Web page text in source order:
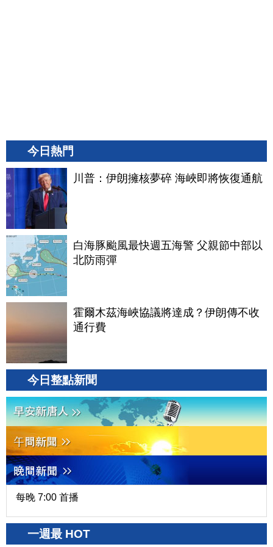
今日熱門
川普：伊朗擁核夢碎 海峽即將恢復通航
白海豚颱風最快週五海警 父親節中部以
北防雨彈
霍爾木茲海峽協議將達成？伊朗傳不收
通行費
今日整點新聞
每晚 7:00 首播
一週最 HOT